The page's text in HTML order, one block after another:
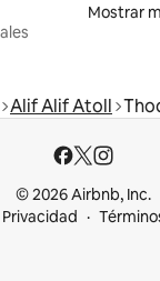
Mostrar
Alif Alif Atoll
© 2026 Airbnb, Inc.
Privacidad